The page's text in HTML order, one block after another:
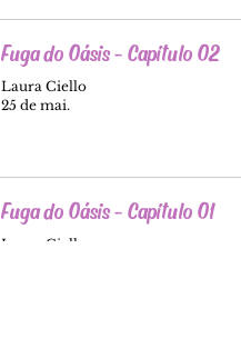
Fuga do Oásis - Capítulo 02
Laura Ciello
25 de mai.
Fuga do Oásis - Capítulo 01
Laura Ciello